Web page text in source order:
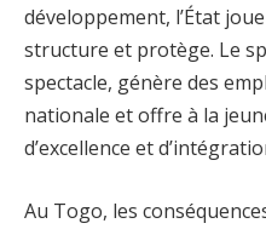
développement, l’État
structure et protège. Le
spectacle, génère des
nationale et offre à la
d’excellence et
Au Togo, les